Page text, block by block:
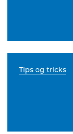
Tips og tricks